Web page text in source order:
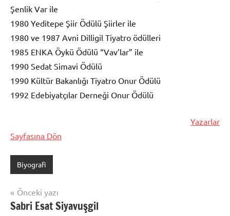
Şenlik Var ile
1980 Yeditepe Şiir Ödülü Şiirler ile
1980 ve 1987 Avni Dilligil Tiyatro ödülleri
1985 ENKA Öykü Ödülü “Vav’lar” ile
1990 Sedat Simavi Ödülü
1990 Kültür Bakanlığı Tiyatro Onur Ödülü
1992 Edebiyatçılar Derneği Onur Ödülü
Yazarlar
Sayfasına Dön
Biyografi
Yazı
gezinmesi
Önceki yazı
Sabri Esat Siyavuşgil